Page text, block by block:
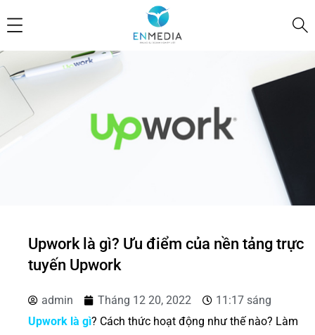
Upwork là gì? Ưu điểm của nền tảng trực
tuyến Upwork
admin Tháng 12 20, 2022
11:17 sáng
Upwork là gì? Cách thức hoạt động như thế nào? Làm